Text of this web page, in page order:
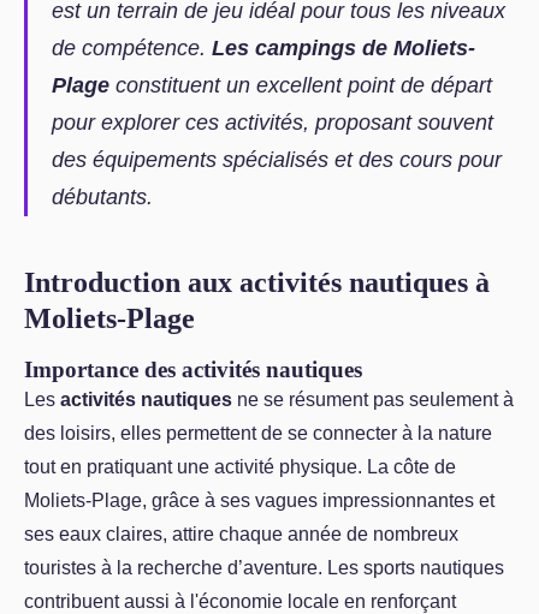
est un terrain de jeu idéal pour tous les niveaux
de compétence. Les campings de Moliets-
Plage constituent un excellent point de départ
pour explorer ces activités, proposant souvent
des équipements spécialisés et des cours pour
débutants.
Introduction aux activités nautiques à
Moliets-Plage
Importance des activités nautiques
Les activités nautiques ne se résument pas seulement à
des loisirs, elles permettent de se connecter à la nature
tout en pratiquant une activité physique. La côte de
Moliets-Plage, grâce à ses vagues impressionnantes et
ses eaux claires, attire chaque année de nombreux
touristes à la recherche d’aventure. Les sports nautiques
contribuent aussi à l'économie locale en renforçant